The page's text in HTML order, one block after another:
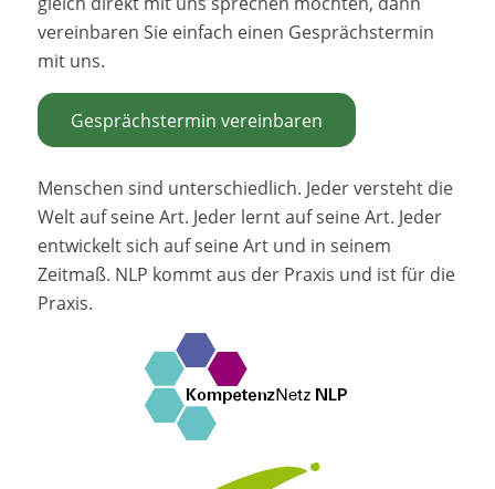
vereinbaren Sie einfach einen Gesprächstermin
mit uns.
Gesprächstermin vereinbaren
Menschen sind unterschiedlich. Jeder versteht die
Welt auf seine Art. Jeder lernt auf seine Art. Jeder
entwickelt sich auf seine Art und in seinem
Zeitmaß. NLP kommt aus der Praxis und ist für die
Praxis.